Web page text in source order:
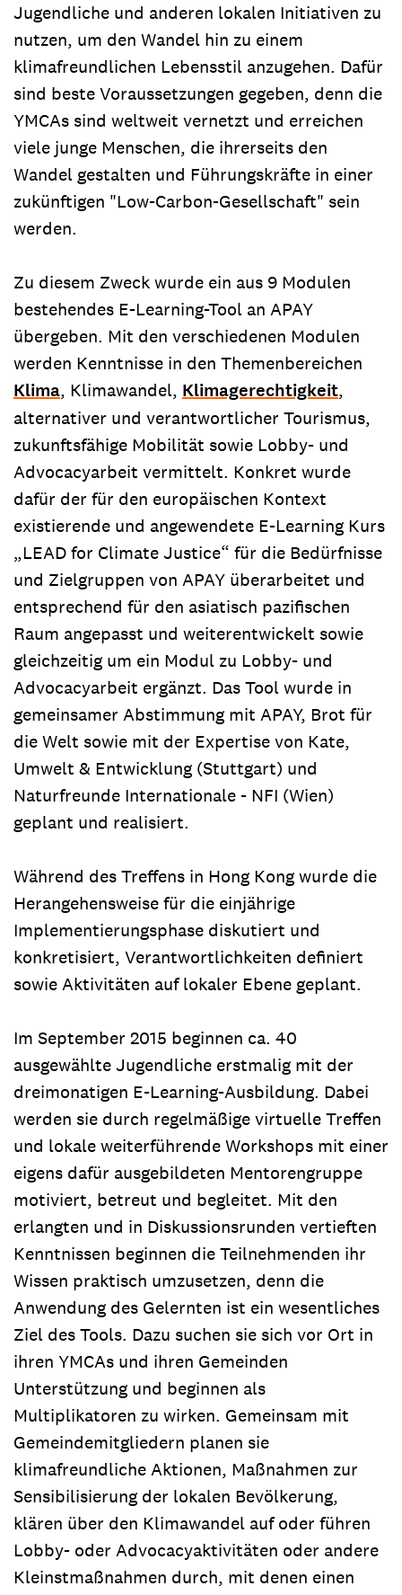
Jugendliche und anderen lokalen Initiativen zu
nutzen, um den Wandel hin zu einem
klimafreundlichen Lebensstil anzugehen. Dafür
sind beste Voraussetzungen gegeben, denn die
YMCAs sind weltweit vernetzt und erreichen
viele junge Menschen, die ihrerseits den
Wandel gestalten und Führungskräfte in einer
zukünftigen "Low-Carbon-Gesellschaft" sein
werden.
Zu diesem Zweck wurde ein aus 9 Modulen
bestehendes E-Learning-Tool an APAY
übergeben. Mit den verschiedenen Modulen
werden Kenntnisse in den Themenbereichen
Klima, Klimawandel, Klimagerechtigkeit,
alternativer und verantwortlicher Tourismus,
zukunftsfähige Mobilität sowie Lobby- und
Advocacyarbeit vermittelt. Konkret wurde
dafür der für den europäischen Kontext
existierende und angewendete E-Learning Kurs
„LEAD for Climate Justice“ für die Bedürfnisse
und Zielgruppen von APAY überarbeitet und
entsprechend für den asiatisch pazifischen
Raum angepasst und weiterentwickelt sowie
gleichzeitig um ein Modul zu Lobby- und
Advocacyarbeit ergänzt. Das Tool wurde in
gemeinsamer Abstimmung mit APAY, Brot für
die Welt sowie mit der Expertise von Kate,
Umwelt & Entwicklung (Stuttgart) und
Naturfreunde Internationale - NFI (Wien)
geplant und realisiert.
Während des Treffens in Hong Kong wurde die
Herangehensweise für die einjährige
Implementierungsphase diskutiert und
konkretisiert, Verantwortlichkeiten definiert
sowie Aktivitäten auf lokaler Ebene geplant.
Im September 2015 beginnen ca. 40
ausgewählte Jugendliche erstmalig mit der
dreimonatigen E-Learning-Ausbildung. Dabei
werden sie durch regelmäßige virtuelle Treffen
und lokale weiterführende Workshops mit einer
eigens dafür ausgebildeten Mentorengruppe
motiviert, betreut und begleitet. Mit den
erlangten und in Diskussionsrunden vertieften
Kenntnissen beginnen die Teilnehmenden ihr
Wissen praktisch umzusetzen, denn die
Anwendung des Gelernten ist ein wesentliches
Ziel des Tools. Dazu suchen sie sich vor Ort in
ihren YMCAs und ihren Gemeinden
Unterstützung und beginnen als
Multiplikatoren zu wirken. Gemeinsam mit
Gemeindemitgliedern planen sie
klimafreundliche Aktionen, Maßnahmen zur
Sensibilisierung der lokalen Bevölkerung,
klären über den Klimawandel auf oder führen
Lobby- oder Advocacyaktivitäten oder andere
Kleinstmaßnahmen durch, mit denen einen